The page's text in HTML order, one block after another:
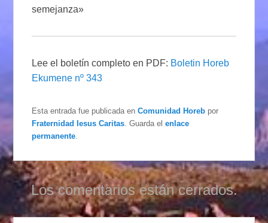
semejanza»
Lee el boletín completo en PDF: Boletin Horeb
Ekumene nº 343
Esta entrada fue publicada enComunidad Horeb por
Fraternidad Iesus Caritas . Guarda elenlace
permanente
Los comentarios están cerrados.